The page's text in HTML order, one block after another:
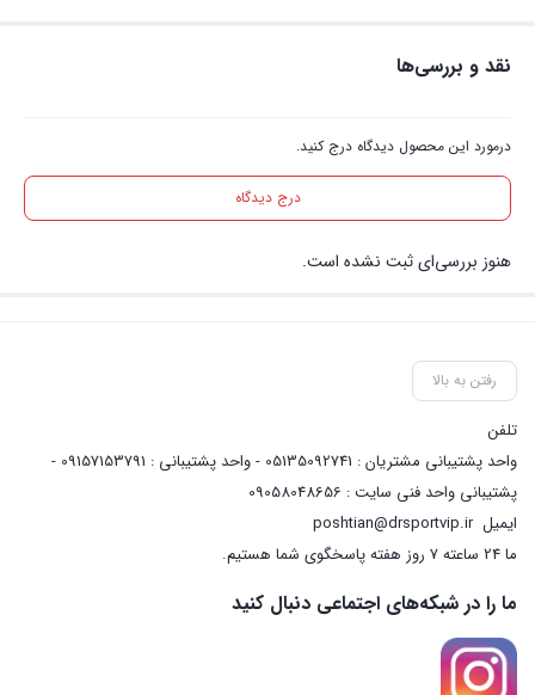
نقد و بررسی‌ها
درمورد این محصول دیدگاه درج کنید.
درج دیدگاه
هنوز بررسی‌ای ثبت نشده است.
رفتن به بالا
تلفن
واحد پشتیبانی مشتریان : 05135092741 - واحد پشتیبانی : 09157153791 -
پشتیبانی واحد فنی سایت : 09058048656
ایمیلposhtian@drsportvip.ir
ما 24 ساعته 7 روز هفته پاسخگوی شما هستیم.
ما را در شبکه‌های اجتماعی دنبال کنید